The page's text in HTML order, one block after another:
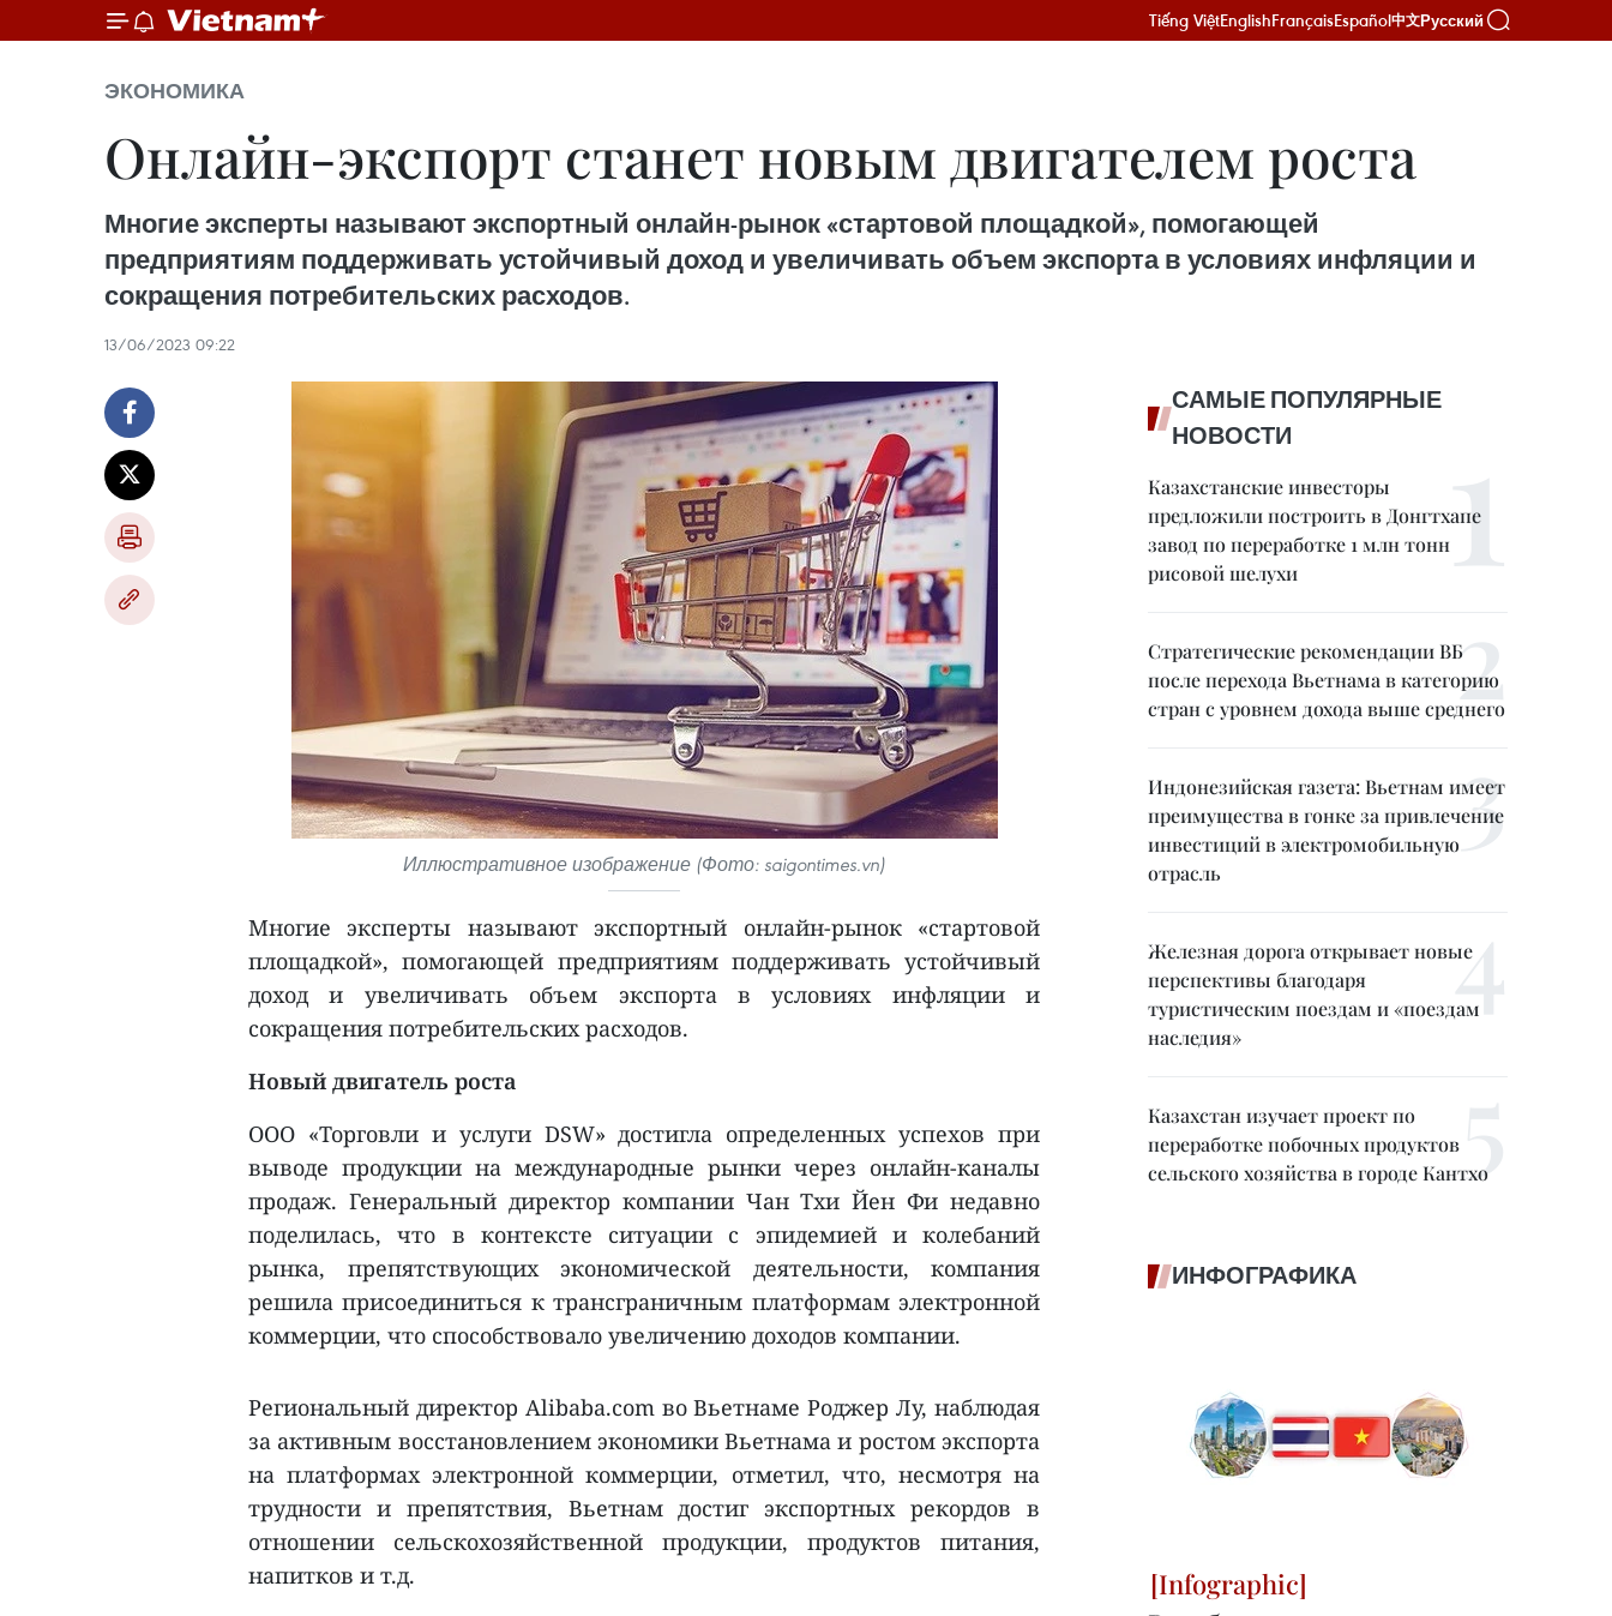
Tiếng ViệtEnglishFrançaisEspañol中文Русский
ЭКОНОМИКА
Онлайн-экспорт станет новым двигателем роста
Многие эксперты называют экспортный онлайн-рынок «стартовой площадкой», помогающей
предприятиям поддерживать устойчивый доход и увеличивать объем экспорта в условиях инфляции и
сокращения потребительских расходов.
13/06/2023 09:22
Иллюстративное изображение (Фото: saigontimes.vn)
Многие эксперты называют экспортный онлайн-рынок «стартовой
площадкой», помогающей предприятиям поддерживать устойчивый
доход и увеличивать объем экспорта в условиях инфляции и
сокращения потребительских расходов.
Новый двигатель роста
ООО «Торговли и услуги DSW» достигла определенных успехов при
выводе продукции на международные рынки через онлайн-каналы
продаж. Генеральный директор компании Чан Тхи Йен Фи недавно
поделилась, что в контексте ситуации с эпидемией и колебаний
рынка, препятствующих экономической деятельности, компания
решила присоединиться к трансграничным платформам электронной
коммерции, что способствовало увеличению доходов компании.
Региональный директор Alibaba.com во Вьетнаме Роджер Лу, наблюдая
за активным восстановлением экономики Вьетнама и ростом экспорта
на платформах электронной коммерции, отметил, что, несмотря на
трудности и препятствия, Вьетнам достиг экспортных рекордов в
отношении сельскохозяйственной продукции, продуктов питания,
напитков и т.д.
САМЫЕ ПОПУЛЯРНЫЕ
НОВОСТИ
Казахстанские инвесторы
предложили построить в Донгтхапе
завод по переработке 1 млн тонн
рисовой шелухи
Стратегические рекомендации ВБ
после перехода Вьетнама в категорию
стран с уровнем дохода выше среднего
Индонезийская газета: Вьетнам имеет
преимущества в гонке за привлечение
инвестиций в электромобильную
отрасль
Железная дорога открывает новые
перспективы благодаря
туристическим поездам и «поездам
наследия»
Казахстан изучает проект по
переработке побочных продуктов
сельского хозяйства в городе Кантхо
ИНФОГРАФИКА